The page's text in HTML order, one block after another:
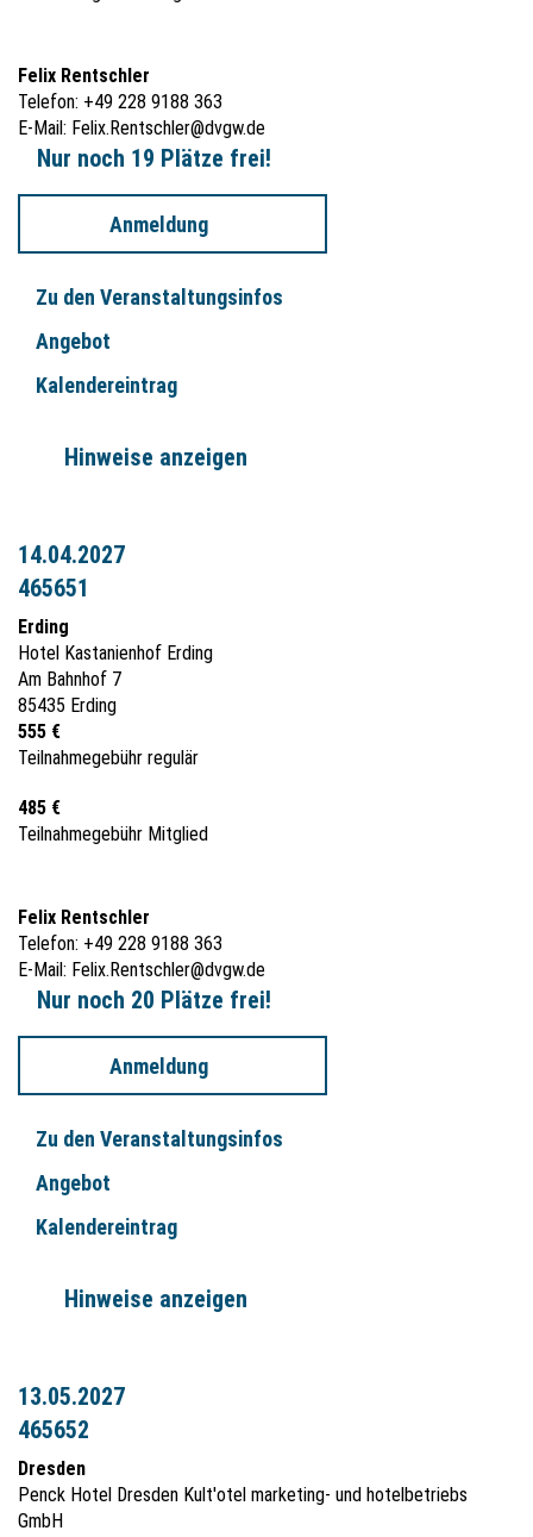
Felix Rentschler
Telefon: +49 228 9188 363
E-Mail: Felix.Rentschler@dvgw.de
Nur noch 19 Plätze frei!
Anmeldung
Zu den Veranstaltungsinfos
Angebot
Kalendereintrag
Hinweise anzeigen
14.04.2027
465651
Erding
Hotel Kastanienhof Erding
Am Bahnhof 7
85435 Erding
555 €
Teilnahmegebühr regulär
485 €
Teilnahmegebühr Mitglied
Felix Rentschler
Telefon: +49 228 9188 363
E-Mail: Felix.Rentschler@dvgw.de
Nur noch 20 Plätze frei!
Anmeldung
Zu den Veranstaltungsinfos
Angebot
Kalendereintrag
Hinweise anzeigen
13.05.2027
465652
Dresden
Penck Hotel Dresden Kult'otel marketing- und hotelbetriebs
GmbH